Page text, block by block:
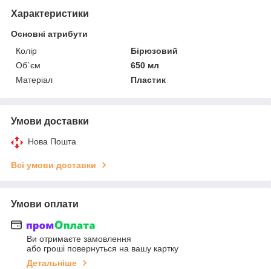
Характеристики
Основні атрибути
Колір
Бірюзовий
Об`єм
650 мл
Матеріал
Пластик
Умови доставки
Нова Пошта
Всі умови доставки
Умови оплати
Ви отримаєте замовлення
або гроші повернуться на вашу картку
Детальніше